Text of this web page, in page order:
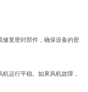
复密封部件，确保设备的密
运行平稳。如果风机故障，